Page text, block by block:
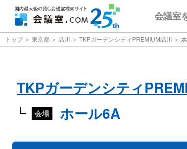
会議室
トップ 東京都 品川 TKPガーデンシティPREMIUM品川
TKPガーデンシティ
会場 ホール6A